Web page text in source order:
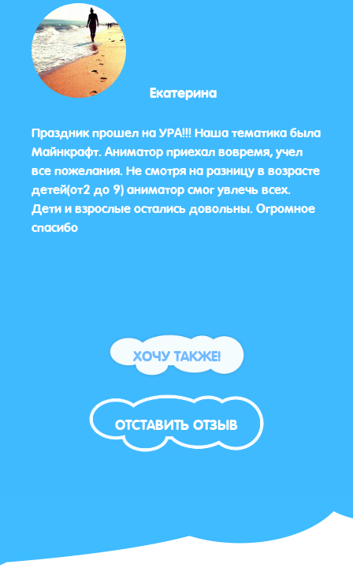
Екатерина
Праздник прошел на УРА!!! Наша тематика была
Майнкрафт. Аниматор приехал вовремя, учел
все пожелания. Не смотря на разницу в возрасте
детей(от2 до 9) аниматор смог увлечь всех.
Дети и взрослые остались довольны. Огромное
спасибо
ХОЧУ ТАКЖЕ!
ОТСТАВИТЬ ОТЗЫВ